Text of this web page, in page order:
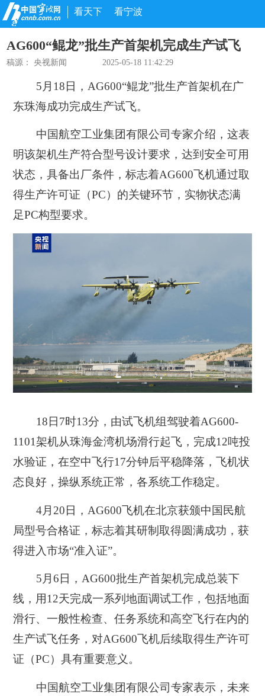
看天下 看宁波
AG600“鲲龙”批生产首架机完成生产试飞
稿源：央视新闻 2025-05-18 11:42:29
5月18日，AG600“鲲龙”批生产首架机在广
东珠海成功完成生产试飞。
中国航空工业集团有限公司专家介绍，这表
明该架机生产符合型号设计要求，达到安全可用
状态，具备出厂条件，标志着AG600飞机通过取
得生产许可证（PC）的关键环节，实物状态满
足PC构型要求。
18日7时13分，由试飞机组驾驶着AG600-
1101架机从珠海金湾机场滑行起飞，完成12吨投
水验证，在空中飞行17分钟后平稳降落，飞机状
态良好，操纵系统正常，各系统工作稳定。
4月20日，AG600飞机在北京获颁中国民航
局型号合格证，标志着其研制取得圆满成功，获
得进入市场“准入证”。
5月6日，AG600批生产首架机完成总装下
线，用12天完成一系列地面调试工作，包括地面
滑行、一般性检查、任务系统和高空飞行在内的
生产试飞任务，对AG600飞机后续取得生产许可
证（PC）具有重要意义。
中国航空工业集团有限公司专家表示，未来